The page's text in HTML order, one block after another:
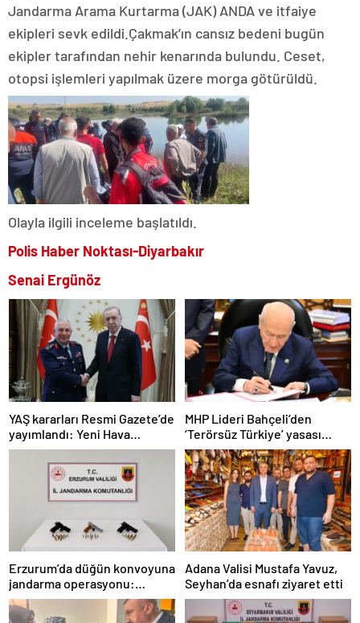
Jandarma Arama Kurtarma (JAK) ANDA ve itfaiye
ekipleri sevk edildi.Çakmak’ın cansız bedeni bugün
ekipler tarafından nehir kenarında bulundu. Ceset,
otopsi işlemleri yapılmak üzere morga götürüldü.
Olayla ilgili inceleme başlatıldı.
Polis Haber Noktası-Diyarbakır
Senai Ergünöz
YAŞ kararları Resmi Gazete’de
yayımlandı: Yeni Hava
Kuvvetleri Komutanı
Orgeneral Rafet Dalkıran
MHP Lideri Bahçeli’den
‘Terörsüz Türkiye’ yasası
açıklaması: “Herkes kazandı”
Erzurum’da düğün konvoyuna
jandarma operasyonu:
Silahlar ele geçirildi, ağır
cezalar kesildi
Adana Valisi Mustafa Yavuz,
Seyhan’da esnafı ziyaret etti